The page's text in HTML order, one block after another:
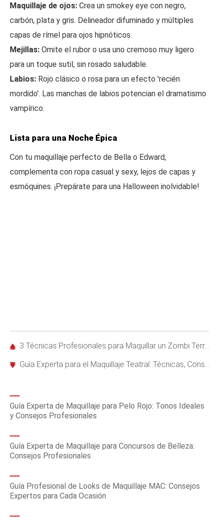
Maquillaje de ojos: Crea un smokey eye con negro,
carbón, plata y gris. Delineador difuminado y múltiples
capas de rímel para ojos hipnóticos.
Mejillas: Omite el rubor o usa uno cremoso muy ligero
para un toque sutil, sin rosado saludable.
Labios: Rojo clásico o rosa para un efecto 'recién
mordido'. Las manchas de labios potencian el dramatismo
vampírico.
Lista para una Noche Épica
Con tu maquillaje perfecto de Bella o Edward,
complementa con ropa casual y sexy, lejos de capas y
esmóquines. ¡Prepárate para una Halloween inolvidable!
3 Técnicas Profesionales para Maquillar un Zombi Terrorífico en Halloween
Guía Experta para el Maquillaje Teatral: Técnicas, Consejos y Marcas Recomendadas
Guía Experta de Maquillaje para Pelo Rojo: Tonos Ideales
y Consejos Profesionales
Guía Experta de Maquillaje para Concursos de Belleza:
Consejos Profesionales
Guía Profesional de Looks de Maquillaje MAC: Consejos
Expertos para Cada Ocasión